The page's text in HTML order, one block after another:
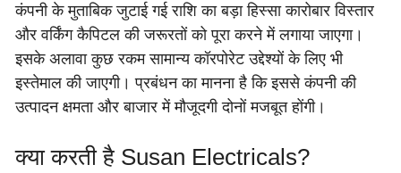
कंपनी के मुताबिक जुटाई गई राशि का बड़ा हिस्सा कारोबार विस्तार
और वर्किंग कैपिटल की जरूरतों को पूरा करने में लगाया जाएगा।
इसके अलावा कुछ रकम सामान्य कॉरपोरेट उद्देश्यों के लिए भी
इस्तेमाल की जाएगी। प्रबंधन का मानना है कि इससे कंपनी की
उत्पादन क्षमता और बाजार में मौजूदगी दोनों मजबूत होंगी।
क्या करती है Susan Electricals?